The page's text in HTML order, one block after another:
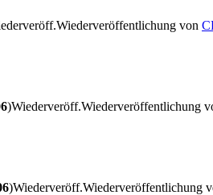
Wiederveröffentlichung von
)Wiederveröff.Wiederveröffentlichung
)Wiederveröff.Wiederveröffentlichung